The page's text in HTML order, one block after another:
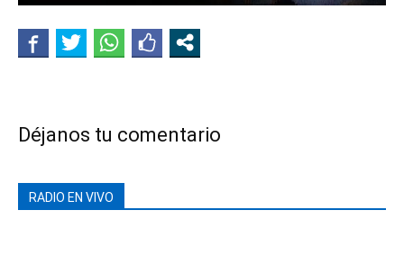
Déjanos tu comentario
RADIO EN VIVO